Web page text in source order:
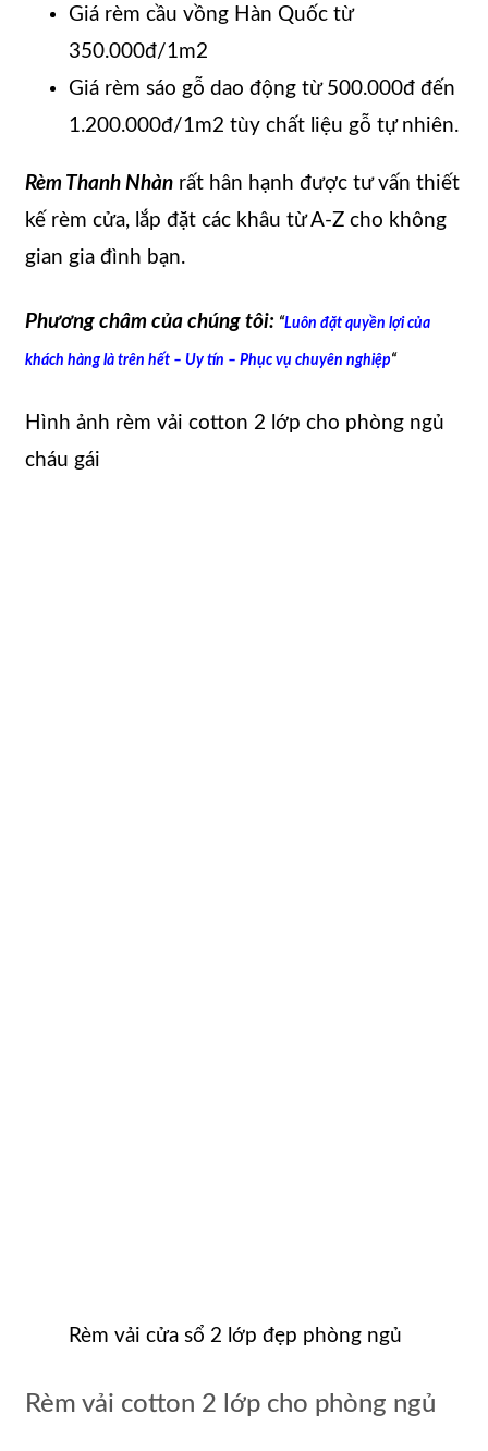
Giá rèm cầu vồng Hàn Quốc từ
350.000đ/1m2
Giá rèm sáo gỗ dao động từ 500.000đ đến
1.200.000đ/1m2 tùy chất liệu gỗ tự nhiên.
Rèm Thanh Nhàn rất hân hạnh được tư vấn thiết
kế rèm cửa, lắp đặt các khâu từ A-Z cho không
gian gia đình bạn.
Phương châm của chúng tôi: “Luôn đặt quyền lợi của
khách hàng là trên hết – Uy tín – Phục vụ chuyên nghiệp“
Hình ảnh rèm vải cotton 2 lớp cho phòng ngủ
cháu gái
Rèm vải cửa sổ 2 lớp đẹp phòng ngủ
Rèm vải cotton 2 lớp cho phòng ngủ